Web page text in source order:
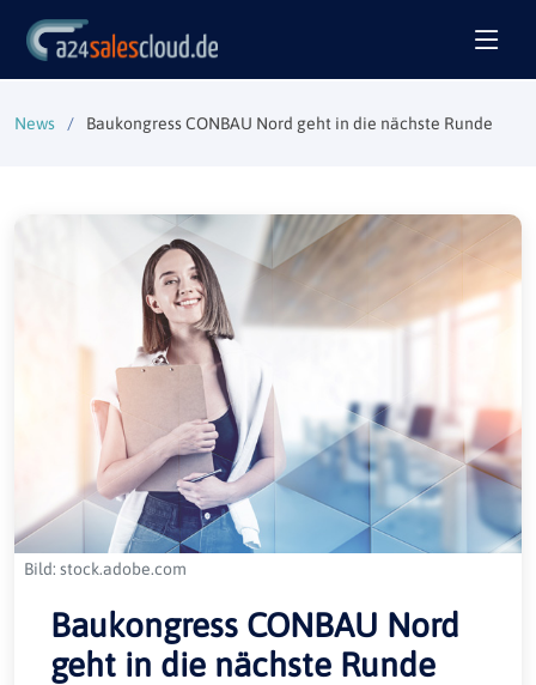
News Baukongress CONBAU Nord geht in die nächste Runde
Bild: stock.adobe.com
Baukongress CONBAU Nord
geht in die nächste Runde